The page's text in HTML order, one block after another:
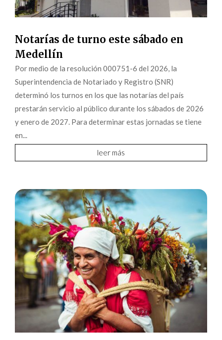
Notarías de turno este sábado en
Medellín
Por medio de la resolución 000751-6 del 2026, la
Superintendencia de Notariado y Registro (SNR)
determinó los turnos en los que las notarías del país
prestarán servicio al público durante los sábados de 2026
y enero de 2027. Para determinar estas jornadas se tiene
en...
leer más